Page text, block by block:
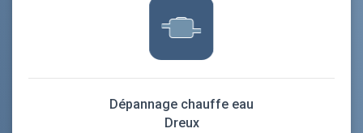
Dépannage chauffe eau
Dreux